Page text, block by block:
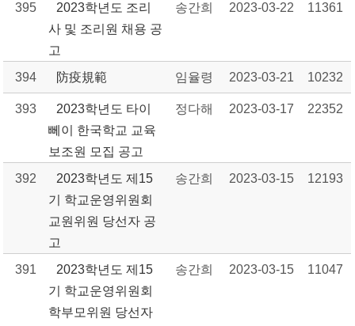
395
2023학년도 조리
사 및 조리원 채용 공
고
송간희 2023-03-22 11361
394 防疫規範 임율령 2023-03-21 10232
393
2023학년도 타이
뻬이 한국학교 교육
보조원 모집 공고
정다해 2023-03-17 22352
392
2023학년도 제15
기 학교운영위원회
교원위원 당선자 공
고
송간희 2023-03-15 12193
391
2023학년도 제15
기 학교운영위원회
학부모위원 당선자
송간희 2023-03-15 11047